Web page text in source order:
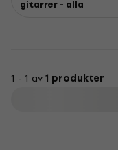
gitarrer - alla
1 - 1 av1 produkter